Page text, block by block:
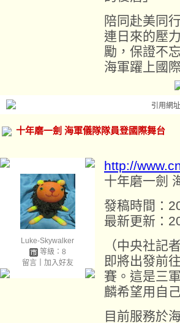
陪同赴美同
連日來的壓
勵，保證不
海軍躍上國
引用網
十年磨一劍 海軍儀隊隊員登國際舞台
Luke-Skywalker
等級：8
留言｜ 加入好友
http://
十年磨一劍
發稿時間：
最新更新：
（中央社記
即將出發前
賽。這是三
麟希望用自
目前服務於